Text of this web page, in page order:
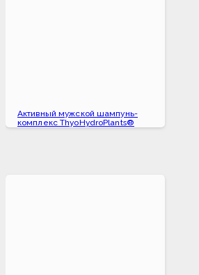
Активный мужской шампунь-
комплекс ThyoHydroPlants®